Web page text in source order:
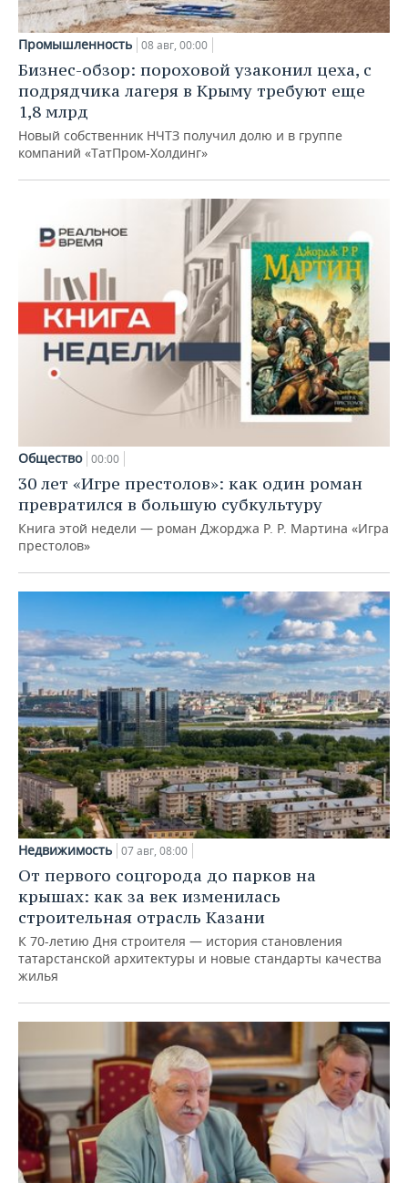
Промышленность 08 авг, 00:00
Бизнес-обзор: пороховой узаконил цеха, с
подрядчика лагеря в Крыму требуют еще
1,8 млрд
Новый собственник НЧТЗ получил долю и в группе
компаний «ТатПром-Холдинг»
Общество 00:00
30 лет «Игре престолов»: как один роман
превратился в большую субкультуру
Книга этой недели — роман Джорджа Р. Р. Мартина «Игра
престолов»
Недвижимость 07 авг, 08:00
От первого соцгорода до парков на
крышах: как за век изменилась
строительная отрасль Казани
К 70-летию Дня строителя — история становления
татарстанской архитектуры и новые стандарты качества
жилья